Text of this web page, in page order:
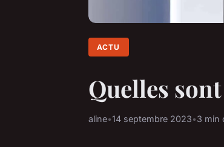
ACTU
Quelles
aline•14 septembre 2023•3 min